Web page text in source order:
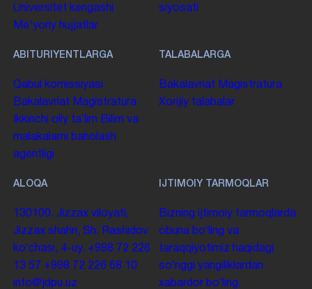
Universitet kengashi
Me'yoriy hujjatlar
siyosati
ABITURIYENTLARGA
Qabul komissiyasi
Bakalavriat Magistratura
Ikkinchi oliy taʼlim Bilim va
malakalarni baholash
agentligi
TALABALARGA
Bakalavriat Magistratura
Xorijiy talabalar
ALOQA
130100. Jizzax viloyati,
Jizzax shahri, Sh. Rashidov
koʻchasi, 4-uy. +998 72 226
13 57 +998 72 226 68 10
info@jdpu.uz
IJTIMOIY TARMOQLAR
Bizning ijtimoiy tarmoqlarda
obuna boʻling va
taraqqiyotimiz haqidagi
soʻnggi yangiliklardan
xabardor boʻling.